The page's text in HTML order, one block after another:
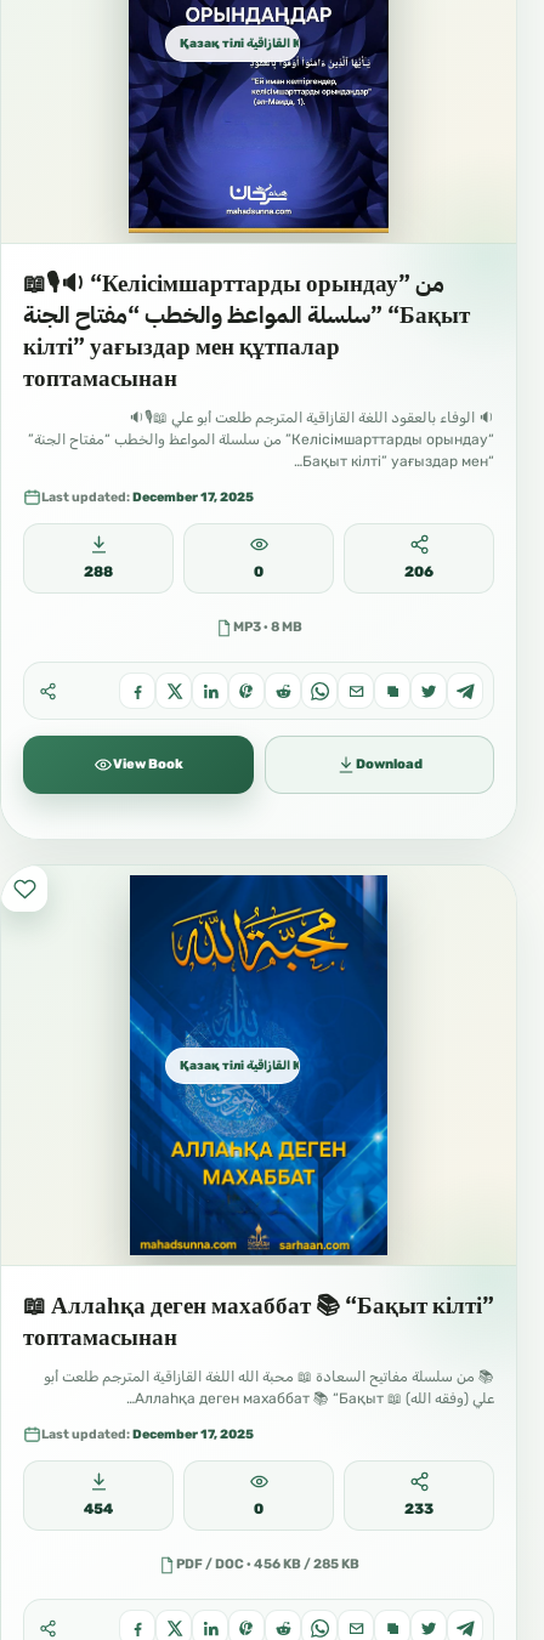
Қазақ тілі القازاقية Kazakh
📖🎙🔉 “Келісімшарттарды орындау” من
سلسلة المواعظ والخطب “مفتاح الجنة” “Бақыт
кілті” уағыздар мен құтпалар
топтамасынан
🔉 الوفاء بالعقود اللغة القازاقية المترجم طلعت أبو علي 📖🎙🔉
“Келісімшарттарды орындау” من سلسلة المواعظ والخطب “مفتاح الجنة”
“Бақыт кілті” уағыздар мен…
Last updated:December 17, 2025
288 0 206
MP3 · 8 MB
View Book Download
Қазақ тілі القازاقية Kazakh
📖 Аллаһқа деген махаббат 📚 “Бақыт кілті”
топтамасынан
📚 من سلسلة مفاتيح السعادة 📖 محبة الله اللغة القازاقية المترجم طلعت أبو
علي (وفقه الله) 📖 Аллаһқа деген махаббат 📚 “Бақыт…
Last updated:December 17, 2025
454 0 233
PDF / DOC · 456 KB / 285 KB